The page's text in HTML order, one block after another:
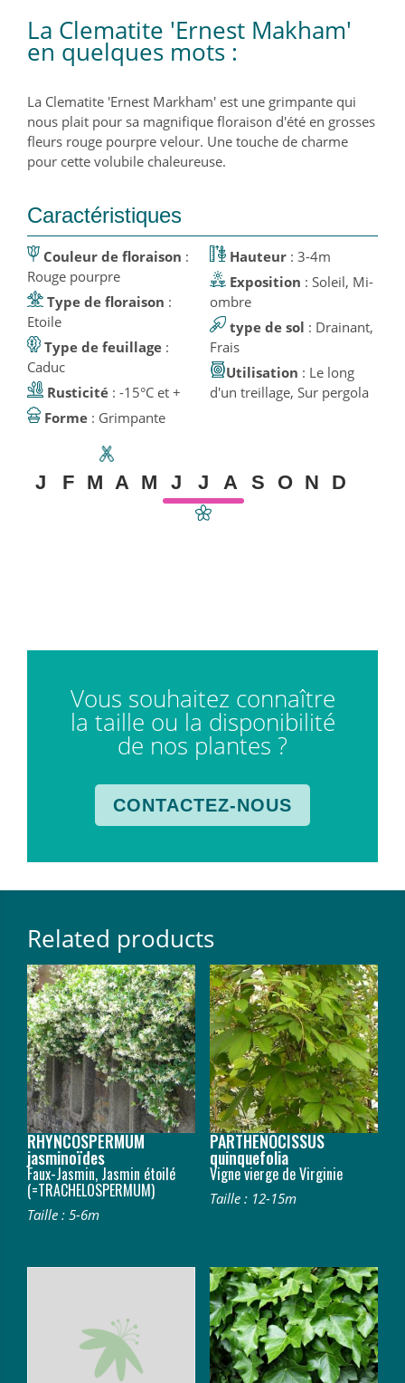
La Clematite 'Ernest Makham'
en quelques mots :
La Clematite 'Ernest Markham' est une grimpante qui
nous plait pour sa magnifique floraison d'été en grosses
fleurs rouge pourpre velour. Une touche de charme
pour cette volubile chaleureuse.
Caractéristiques
Couleur de floraison :
Rouge pourpre
Type de floraison :
Etoile
Type de feuillage :
Caduc
Rusticité : -15°C et +
Forme
: Grimpante
Hauteur: 3-4m
Exposition : Soleil, Mi-
ombre
type de sol : Drainant,
Frais
Utilisation : Le long
d'un treillage, Sur pergola
J F M A M J J A S O N D
Vous souhaitez connaître
la taille ou la disponibilité
de nos plantes ?
CONTACTEZ-NOUS
Related products
RHYNCOSPERMUM
jasminoïdes
Faux-Jasmin, Jasmin étoilé
(=TRACHELOSPERMUM)
Taille : 5-6m
PARTHENOCISSUS
quinquefolia
Vigne vierge de Virginie
Taille : 12-15m